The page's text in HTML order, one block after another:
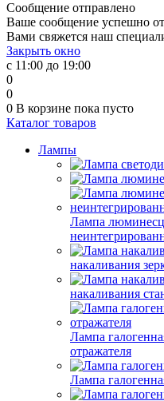
Сообщение отправлено
Ваше сообщение успешно
Вами свяжется наш
Закрыть окно
с 11:00 до 19:00
0
0
0 В корзине пока пусто
Каталог товаров
Лампы
Лампа
накаливания
накаливания
Лампа
отражателя
Лампа